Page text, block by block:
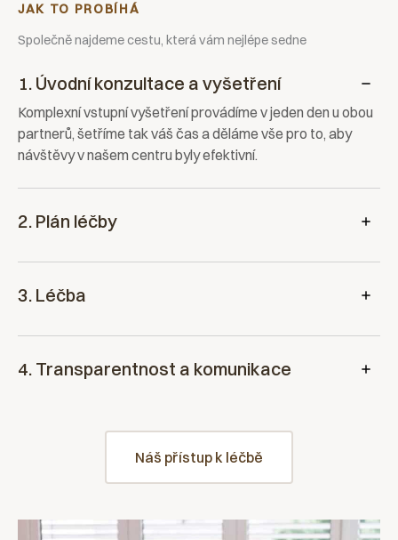
JAK TO PROBÍHÁ
Společně najdeme cestu, která vám nejlépe sedne
1. Úvodní konzultace a vyšetření
Komplexní vstupní vyšetření provádíme v jeden den u obou
partnerů, šetříme tak váš čas a děláme vše pro to, aby
návštěvy v našem centru byly efektivní.
2. Plán léčby
3. Léčba
4. Transparentnost a komunikace
Náš přístup k léčbě